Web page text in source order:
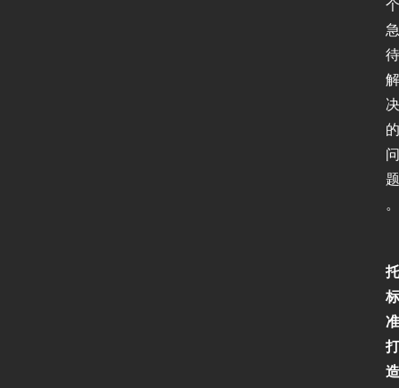
个
急
待
解
决
的
问
题
。
托
标
准
打
造